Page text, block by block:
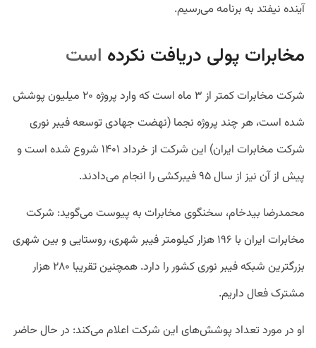
آینده نیفتد به برنامه می‌رسیم.
مخابرات پولی دریافت نکرده است
شرکت مخابرات کمتر از ۳ ماه است که وارد پروژه ۲۰ میلیون پوشش
شده است، هر چند پروژه نجما (نهضت جهادی توسعه فیبر نوری
شرکت مخابرات ایران) این شرکت از خرداد ۱۴۰۱ شروع شده است و
پیش از آن نیز از سال ۹۵ فیبرکشی را انجام می‌دادند.
محمدرضا بیدخام، سخنگوی مخابرات به پیوست می‌گوید: شرکت
مخابرات ایران با ۱۹۶ هزار کیلومتر فیبر شهری، روستایی و بین شهری
بزرگترین شبکه فیبر نوری کشور را دارد. همچنین تقریبا ۲۸۰ هزار
مشترک فعال داریم.
او در مورد تعداد پوشش‌های این شرکت اعلام می‌کند: در حال حاضر